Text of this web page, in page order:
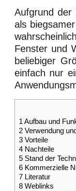
Aufgrund der
als
Fenster und
beliebiger
einfach nur
1Aufbau und
2 Verwendung
3 Vorteile
4 Nachteile
5 Stand der
6 Kommerzielle
7 Literatur
8 Weblinks